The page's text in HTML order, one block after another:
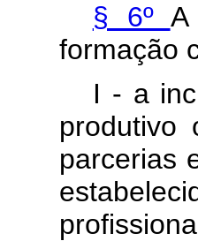
§ 6º
formação
I - a
produtivo
parcerias